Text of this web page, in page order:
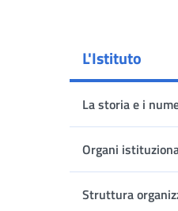
L'Istituto
La storia e i
Organi
Struttura